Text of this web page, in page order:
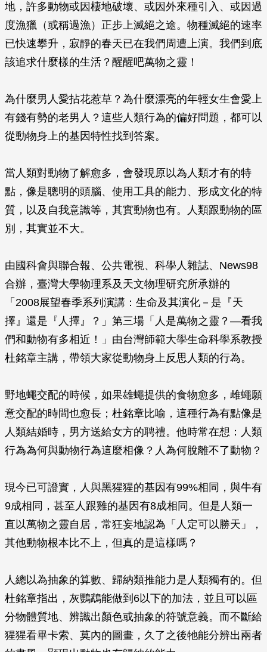
地，許多動物或因棲地破壞、或因外來種引入、或因過
度漁獵（或稱過漁）正步上滅絕之途。物種滅絕的速率
已快速攀升，寂靜的春天已在我們周遭上演。我們到底
該追求什麼樣的生活？醒醒吧萬物之靈！
為什麼男人愛拈花惹草？為什麼漂亮的年輕女生會愛上
有錢有勢的老男人？這些人類行為的偏好問題，都可以
從動物身上的基因特性找到答案。
當人類對動物了解愈多，會發現原以為人類才有的特
點，像是聰明的頭腦、使用工具的能力、形成文化的特
質，以及自我意識等，其實動物也有。人類跟動物的區
別，其實並不大。
由國科會與聯合報、公共電視、科學人雜誌、News98
合辦，臺灣大學物理系及天文物理研究所承辦的
「2008展望春季系列演講：生命及其演化－是『天
擇』還是『人擇』？」第三場「人是萬物之靈？—看我
們和動物有多相近！」由台灣師範大學生命科學系教授
杜銘章主講，帶領大家從動物身上反思人類的行為。
野地蠅交配的時候，如果雄蠅提供的食物愈多，雌蠅願
意交配的時間也愈長；杜銘章比喻，這種行為有點像是
人類結婚時，男方送給女方的聘禮。他時常在想：人類
行為為何與動物行為這麼相像？人為何脫離不了動物？
現今已可證實，人與黑猩猩的基因有99%相同，與牛有
9成相同，甚至人跟雞的基因有8成相同。但是人類一
直以萬物之靈自居，常狂妄地認為「人定可以勝天」，
其他動物根本比不上，但真的是這樣嗎？
人總以為抽象的算數、歸納類推能力是人類獨有的。但
杜銘章指出，灰鸚鵡能做到6以下的加法，並且可以區
分物體質地、辨識出顏色或抽象的符號意義。而不斷給
猩猩看畢卡索、莫內的圖畫，久了之後牠能分辨出兩者